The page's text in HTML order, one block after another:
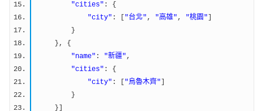
"cities" : {
"city" : [ "台北" , "高雄" , "桃園"
}
}, {
"name" : "新疆" ,
"cities" : {
"city" : [ "烏魯木齊"
}
}]